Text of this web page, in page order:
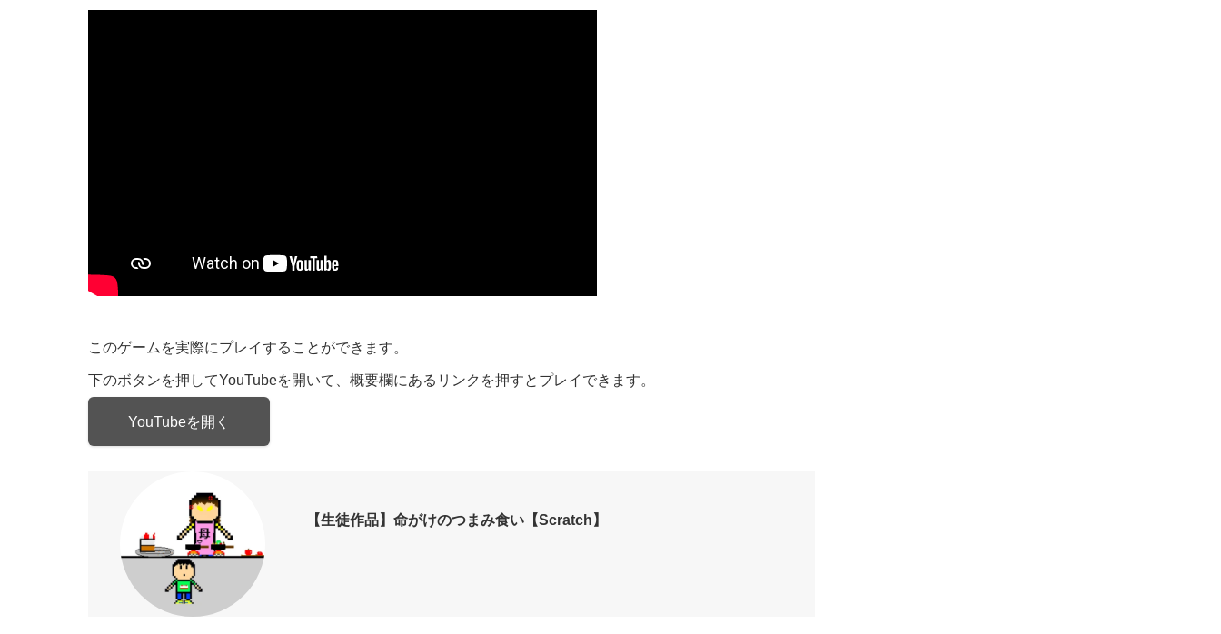
このゲームを実際にプレイすることができます。
下のボタンを押してYouTubeを開いて、概要欄にあるリンクを押すとプレイできます。
YouTubeを開く
【生徒作品】命がけのつまみ食い【Scratch】